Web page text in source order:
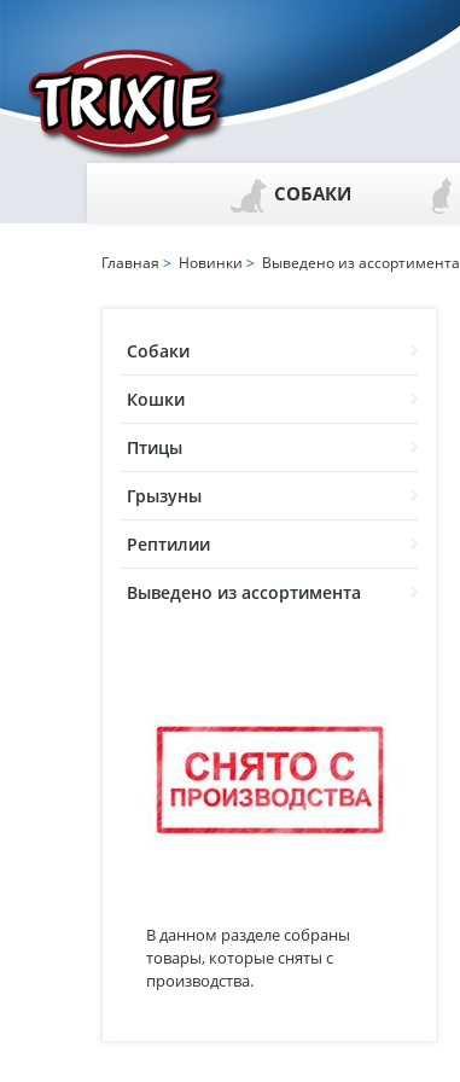
СОБАКИ
Собаки
Кошки
Птицы
Грызуны
Рептилии
Выведено из ассортимента
В данном разделе собраны
товары, которые сняты с
производства.
Главная > Новинки > Выведено из ассортимента